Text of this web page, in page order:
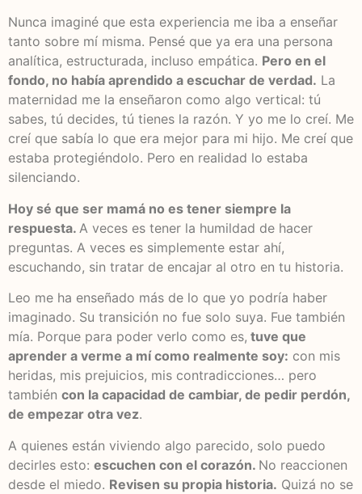
Nunca imaginé que esta experiencia me iba a enseñar
tanto sobre mí misma. Pensé que ya era una persona
analítica, estructurada, incluso empática. Pero en el
fondo, no había aprendido a escuchar de verdad. La
maternidad me la enseñaron como algo vertical: tú
sabes, tú decides, tú tienes la razón. Y yo me lo creí. Me
creí que sabía lo que era mejor para mi hijo. Me creí que
estaba protegiéndolo. Pero en realidad lo estaba
silenciando.
Hoy sé que ser mamá no es tener siempre la
respuesta. A veces es tener la humildad de hacer
preguntas. A veces es simplemente estar ahí,
escuchando, sin tratar de encajar al otro en tu historia.
Leo me ha enseñado más de lo que yo podría haber
imaginado. Su transición no fue solo suya. Fue también
mía. Porque para poder verlo como es, tuve que
aprender a verme a mí como realmente soy: con mis
heridas, mis prejuicios, mis contradicciones… pero
también con la capacidad de cambiar, de pedir perdón,
de empezar otra vez.
A quienes están viviendo algo parecido, solo puedo
decirles esto: escuchen con el corazón. No reaccionen
desde el miedo. Revisen su propia historia. Quizá no se